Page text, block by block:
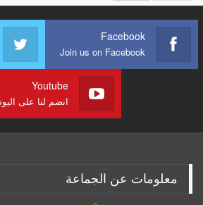
Facebook
Join us on Facebook
Youtube
انضم لنا على
معلومات عن الجماعة